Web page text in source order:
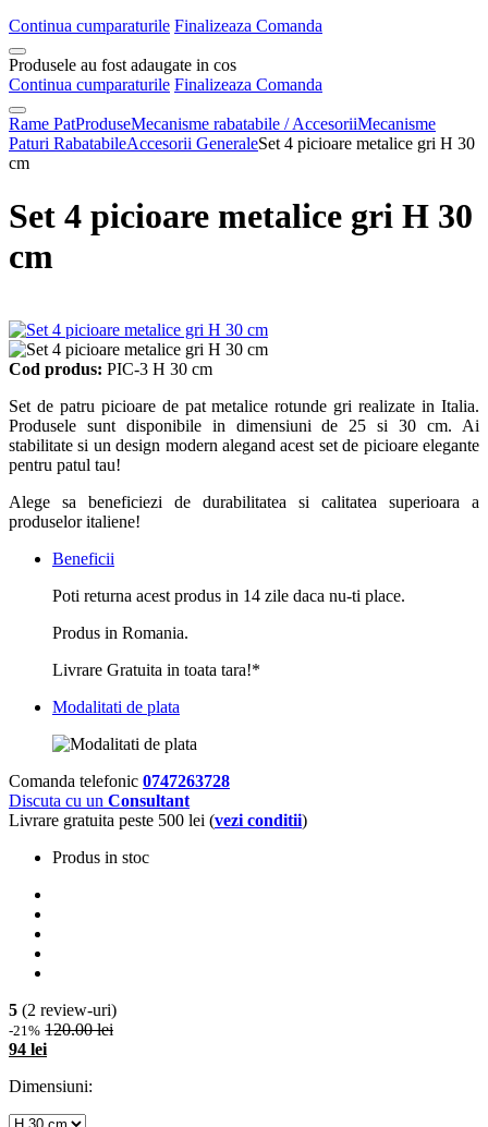
Continua cumparaturile Finalizeaza Comanda
Produsele au fost adaugate in cos
Continua cumparaturile Finalizeaza Comanda
Rame PatProduseMecanisme rabatabile / AccesoriiMecanisme
Paturi RabatabileAccesorii GeneraleSet 4 picioare metalice gri H 30
cm
Set 4 picioare metalice gri H 30
cm
Cod produs: PIC-3 H 30 cm
Set de patru picioare de pat metalice rotunde gri realizate in Italia.
Produsele sunt disponibile in dimensiuni de 25 si 30 cm. Ai
stabilitate si un design modern alegand acest set de picioare elegante
pentru patul tau!
Alege sa beneficiezi de durabilitatea si calitatea superioara a
produselor italiene!
Beneficii
Poti returna acest produs in 14 zile daca nu-ti place.
Produs in Romania.
Livrare Gratuita in toata tara!*
Modalitati de plata
Comanda telefonic 0747263728
Discuta cu un Consultant
Livrare gratuita peste 500 lei (vezi conditii)
Produs in stoc
5 (2 review-uri)
-21% 120.00 lei
94 lei
Dimensiuni: